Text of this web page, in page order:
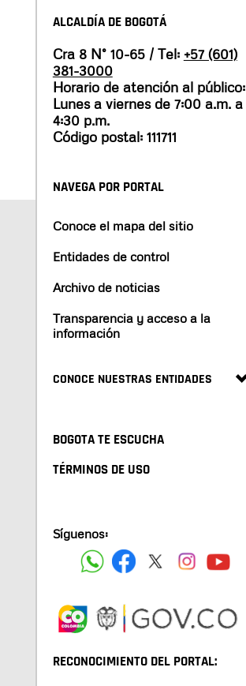
ALCALDÍA DE BOGOTÁ
Cra 8 N° 10-65 / Tel: +57 (601)
381-3000
Horario de atención al público:
Lunes a viernes de 7:00 a.m. a
4:30 p.m.
Código postal: 111711
NAVEGA POR PORTAL
Conoce el mapa del sitio
Entidades de control
Archivo de noticias
Transparencia y acceso a la
información
CONOCE NUESTRAS ENTIDADES
BOGOTA TE ESCUCHA
TÉRMINOS DE USO
Síguenos:
RECONOCIMIENTO DEL PORTAL: